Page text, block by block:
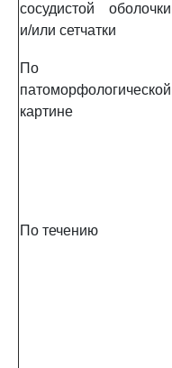
сосудистой оболочки
и/или сетчатки
По
патоморфологической
картине
По течению